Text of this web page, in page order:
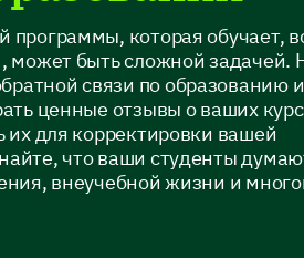
программы, которая обучает,
может быть сложной задачей.
связи по образованию
ценные отзывы о ваших
их для корректировки вашей
что ваши студенты
внеучебной жизни и